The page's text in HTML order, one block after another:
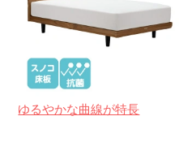
ゆるやかな曲線が特長